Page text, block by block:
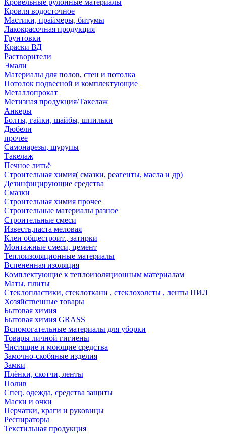
Кровельные рулонные материалы
Кровля водосточное
Мастики, праймеры, битумы
Лакокрасочная продукция
Грунтовки
Краски ВД
Растворители
Эмали
Материалы для полов, стен и потолка
Потолок подвесной и комплектующие
Металлопрокат
Метизная продукция/Такелаж
Анкеры
Болты, гайки, шайбы, шпильки
Дюбели
прочее
Самонарезы, шурупы
Такелаж
Печное литьё
Строительная химия( смазки, реагенты, масла и др)
Дезинфицирующие средства
Смазки
Строительная химия прочее
Строительные материалы разное
Строительные смеси
Известь,паста меловая
Клеи общестроит., затирки
Монтажные смеси, цемент
Теплоизоляционные материалы
Вспененная изоляция
Комплектующие к теплоизоляционным материалам
Маты, плиты
Стеклопластики, стеклоткани , стеклохолсты , ленты ПИЛ
Хозяйственные товары
Бытовая химия
Бытовая химия GRASS
Вспомогательные материалы для уборки
Товары личной гигиены
Чистящие и моющие средства
Замочно-скобяные изделия
Замки
Плёнки, скотчи, ленты
Полив
Спец. одежда, средства защиты
Маски и очки
Перчатки, краги и руковицы
Респираторы
Текстильная продукция